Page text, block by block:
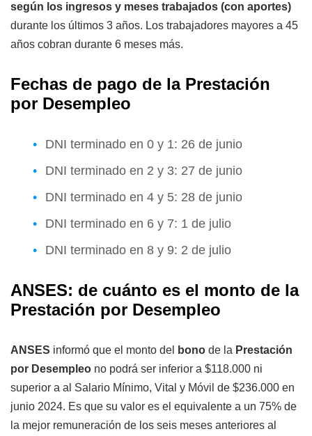
según los ingresos y meses trabajados (con aportes)
durante los últimos 3 años. Los trabajadores mayores a 45
años cobran durante 6 meses más.
Fechas de pago de la Prestación
por Desempleo
DNI terminado en 0 y 1: 26 de junio
DNI terminado en 2 y 3: 27 de junio
DNI terminado en 4 y 5: 28 de junio
DNI terminado en 6 y 7: 1 de julio
DNI terminado en 8 y 9: 2 de julio
ANSES: de cuánto es el monto de la
Prestación por Desempleo
ANSES informó que el monto del bono de la Prestación
por Desempleo no podrá ser inferior a $118.000 ni
superior a al Salario Mínimo, Vital y Móvil de $236.000 en
junio 2024. Es que su valor es el equivalente a un 75% de
la mejor remuneración de los seis meses anteriores al